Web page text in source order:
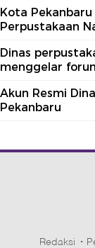
Kota
Perpustakaan
Dinas
menggelar
Akun Resmi
Pekanbaru
Redaksi